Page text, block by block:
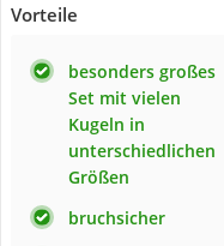
Vorteile
besonders großes
Set mit vielen
Kugeln in
unterschiedlichen
Größen
bruchsicher